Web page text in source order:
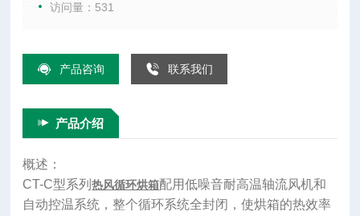
访问量：531
产品咨询 联系我们
产品介绍
概述：
CT-C型系列热风循环烘箱配用低噪音耐高温轴流风机和
自动控温系统，整个循环系统全封闭，使烘箱的热效率